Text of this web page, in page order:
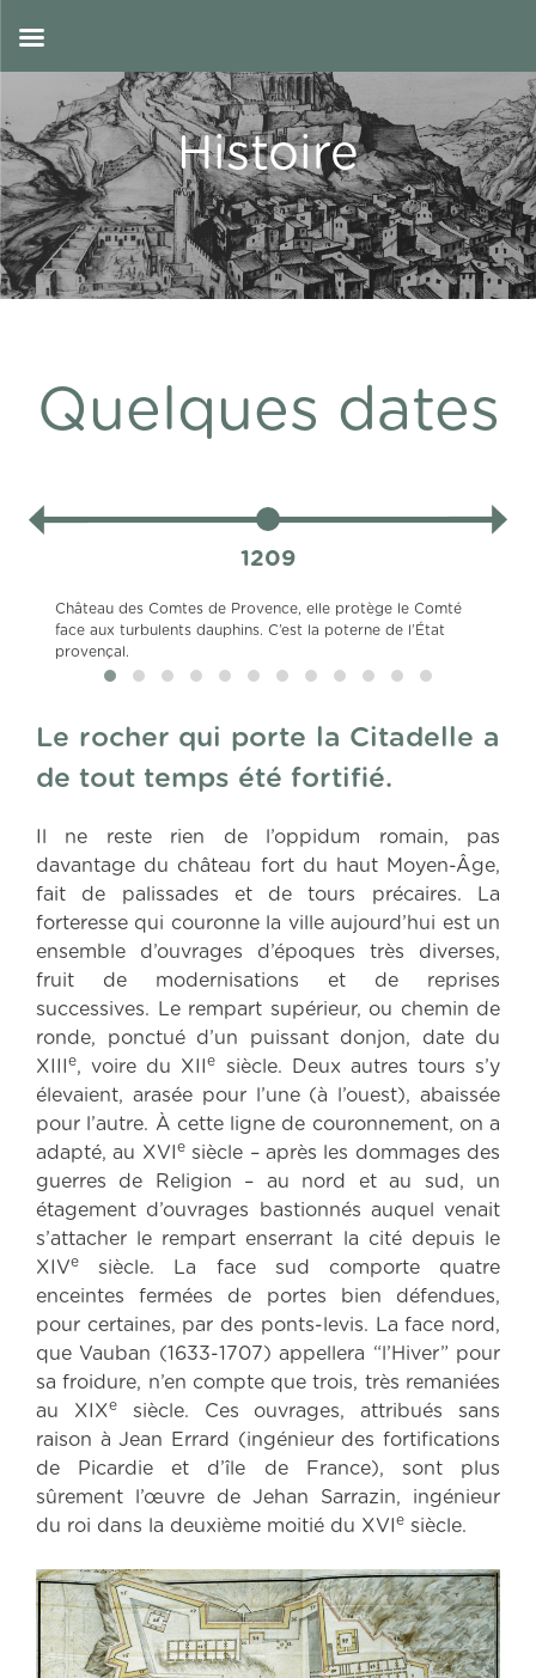
content
Histoire
Quelques dates
1209
Château des Comtes de Provence, elle protège le Comté
face aux turbulents dauphins. C’est la poterne de l’État
provençal.
‹ ›
Le rocher qui porte la Citadelle a
de tout temps été fortifié.
Il ne reste rien de l’oppidum romain, pas
davantage du château fort du haut Moyen-Âge,
fait de palissades et de tours précaires. La
forteresse qui couronne la ville aujourd’hui est un
ensemble d’ouvrages d’époques très diverses,
fruit de modernisations et de reprises
successives. Le rempart supérieur, ou chemin de
ronde, ponctué d’un puissant donjon, date du
XIIIe, voire du XIIe
siècle. Deux autres tours s’y
élevaient, arasée pour l’une (à l’ouest), abaissée
pour l’autre. À cette ligne de couronnement, on a
adapté, au XVIesiècle – après les dommages des
guerres de Religion – au nord et au sud, un
étagement d’ouvrages bastionnés auquel venait
s’attacher le rempart enserrant la cité depuis le
XIVe
siècle. La face sud comporte quatre
enceintes fermées de portes bien défendues,
pour certaines, par des ponts-levis. La face nord,
que Vauban (1633-1707) appellera “l’Hiver” pour
sa froidure, n’en compte que trois, très remaniées
au XIXesiècle. Ces ouvrages, attribués sans
raison à Jean Errard (ingénieur des fortifications
de Picardie et d’île de France), sont plus
sûrement l’œuvre de Jehan Sarrazin, ingénieur
du roi dans la deuxième moitié du XVIe siècle.